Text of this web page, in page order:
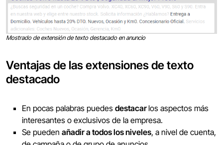
Mostrado de extensión de texto destacado en anuncio
Ventajas de las extensiones de texto
destacado
En pocas palabras puedes destacarlos aspectos más
interesantes o exclusivos de la empresa.
Se pueden añadir a todos los niveles, a nivel de cuenta,